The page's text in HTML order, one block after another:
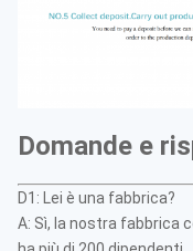
Domande e
D1: Lei è una fabbrica?
A: Sì, la nostra fabbrica